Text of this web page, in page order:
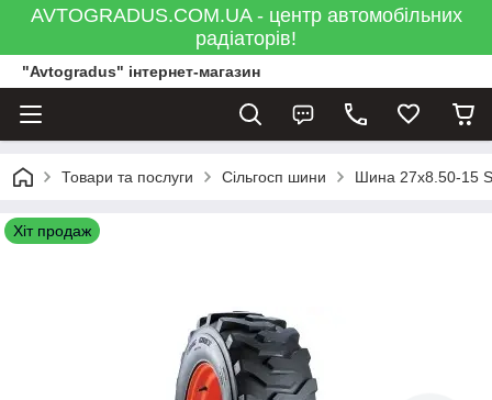
AVTOGRADUS.COM.UA - центр автомобільних
радіаторів!
"Avtogradus" інтернет-магазин
Товари та послуги Сільгосп шини Шина 27x8.50-15
Хіт продаж